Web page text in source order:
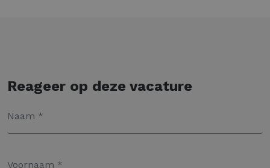
Reageer op deze vacature